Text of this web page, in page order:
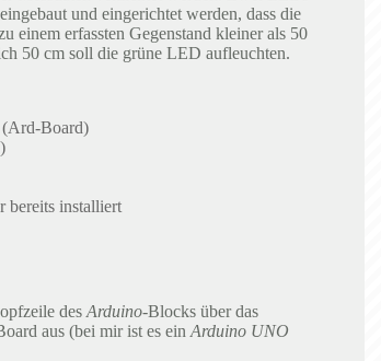
und eingerichtet werden, dass die
einem erfassten Gegenstand kleiner als 50
50 cm soll die grüne LED aufleuchten.
Board)
bereits installiert
des Arduino-Blocks über das
aus (bei mir ist es ein Arduino UNO